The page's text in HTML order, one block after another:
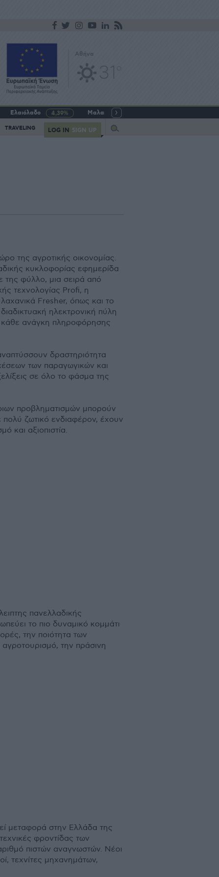
Ελαιόλαδο 4,39% Μαλακό σιτάρι
TRAVELING LOG IN SIGN UP
της αγροτικής οικονοµίας.
κυκλοφορίας εφηµερίδα
της φύλλο, µια σειρά από
τεχνολογίας Profi, η
Fresher, όπως και το
ηλεκτρονική πύλη
κάθε ανάγκη πληροφόρησης
δραστηριότητα
των παραγωγικών και
σε όλο το φάσµα της
προβληµατισµών µπορούν
ζωτικό ενδιαφέρον, έχουν
και αξιοπιστία.
πανελλαδικής
το πιο δυναµικό κοµµάτι
την ποιότητα των
την πράσινη
µεταφορά στην Ελλάδα της
φροντίδας των
πιστών αναγνωστών. Νέοι
τεχνίτες µηχανηµάτων,